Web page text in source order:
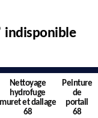
indisponible
Nettoyage
hydrofuge
muret et dallage
68
Peinture
de
portail
68